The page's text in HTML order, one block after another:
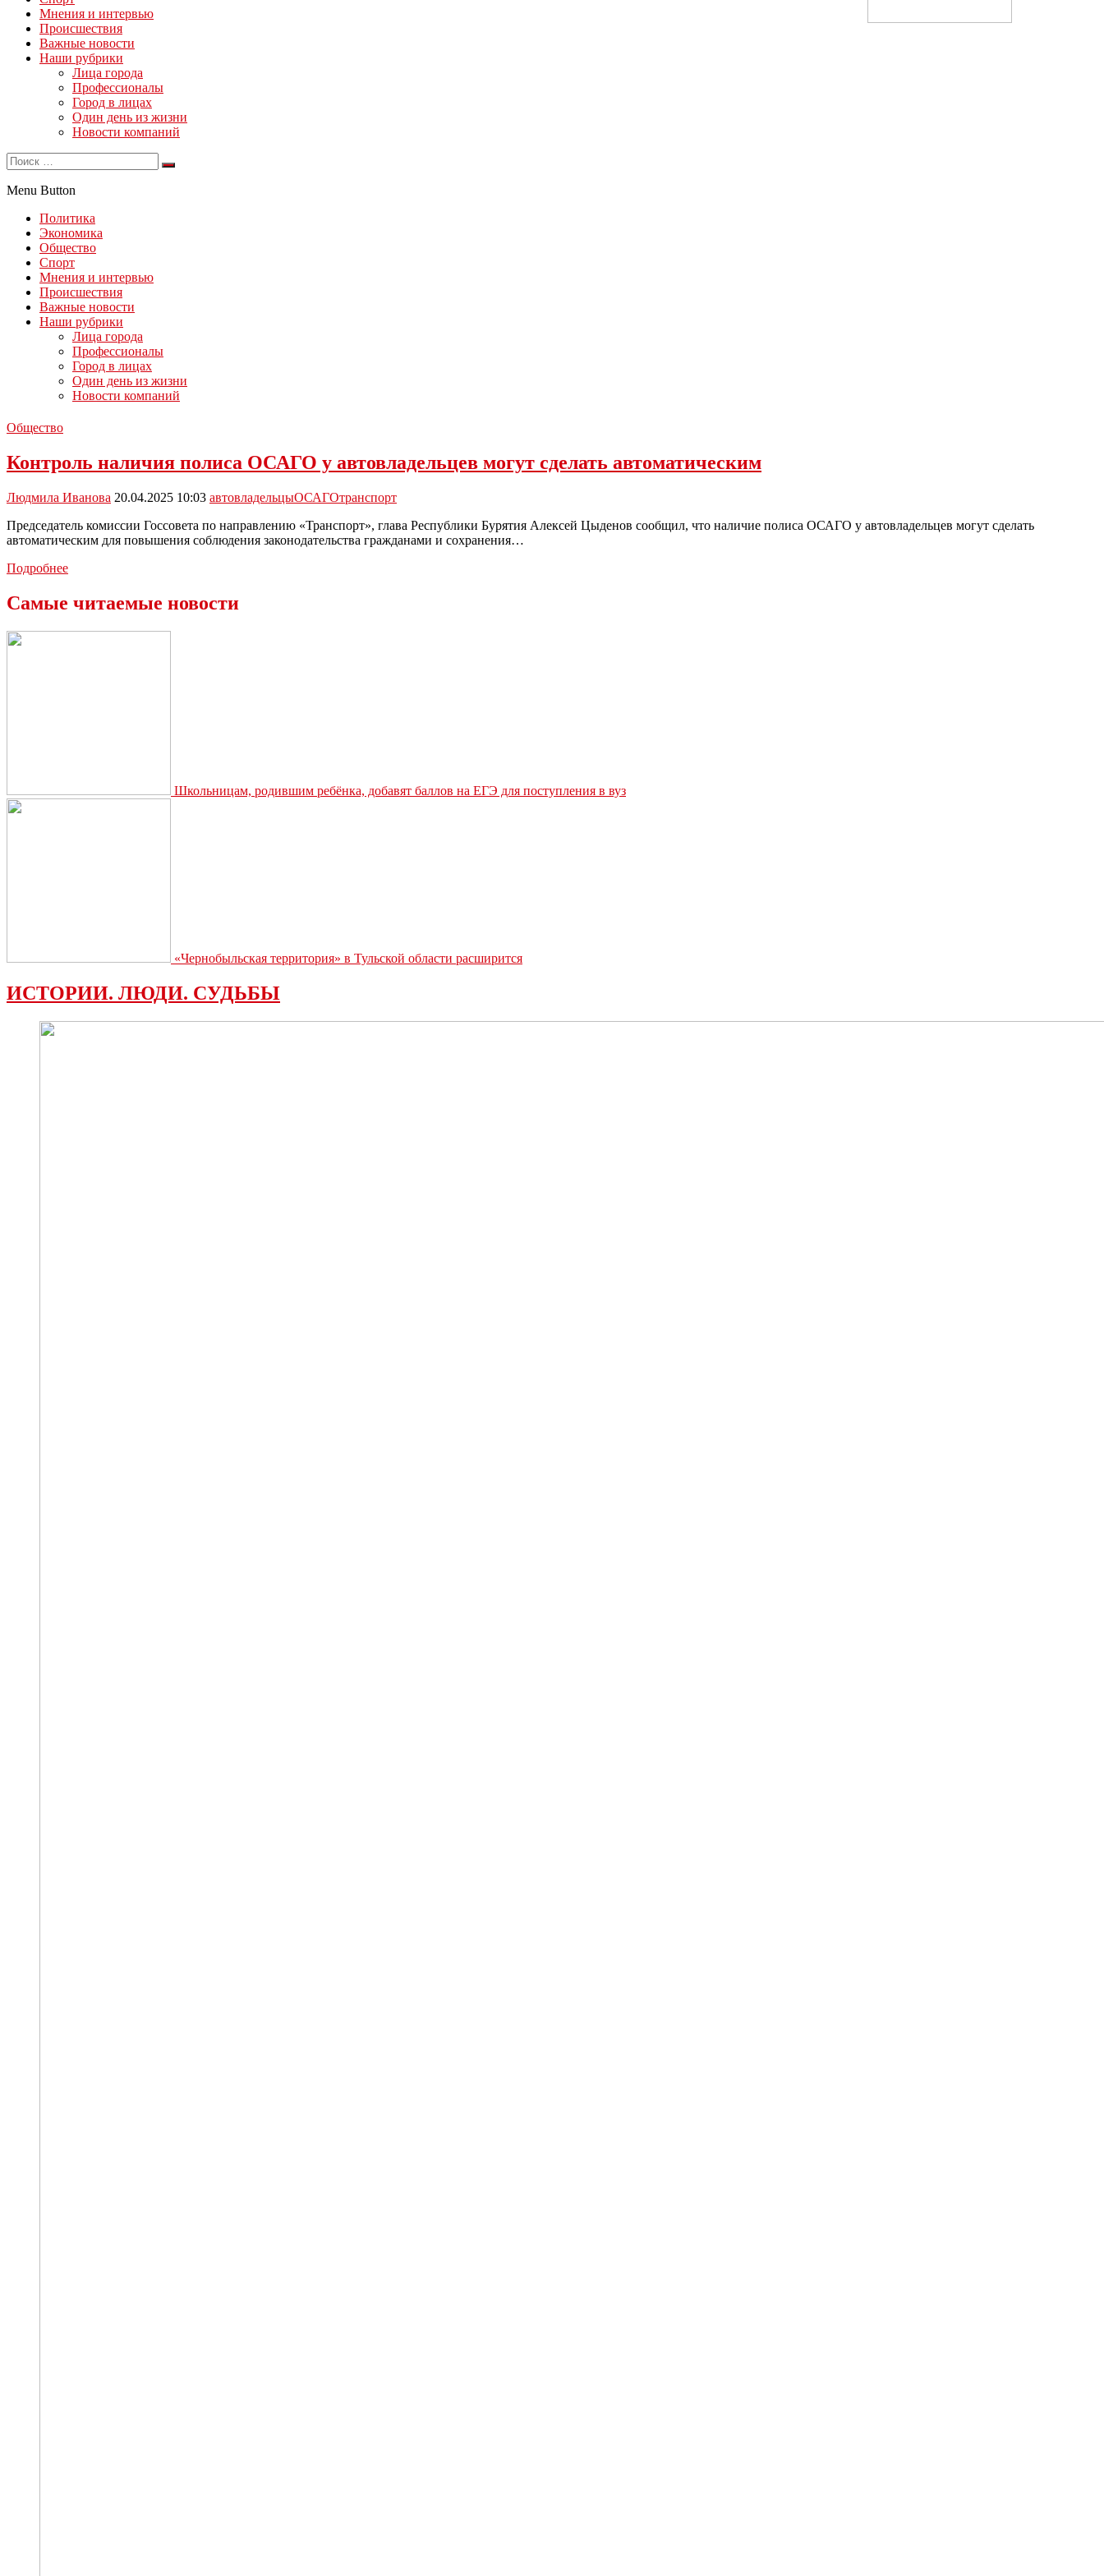
Мнения и интервью
Происшествия
Важные новости
Наши рубрики
Лица города
Профессионалы
Город в лицах
Один день из жизни
Новости компаний
Menu Button
Политика
Экономика
Общество
Спорт
Мнения и интервью
Происшествия
Важные новости
Наши рубрики
Лица города
Профессионалы
Город в лицах
Один день из жизни
Новости компаний
Общество
Контроль наличия полиса ОСАГО у автовладельцев могут сделать автоматическим
Людмила Иванова 20.04.2025 10:03 автовладельцыОСАГОтранспорт
Председатель комиссии Госсовета по направлению «Транспорт», глава Республики Бурятия Алексей Цыденов сообщил, что наличие полиса ОСАГО у автовладельцев могут сделать
автоматическим для повышения соблюдения законодательства гражданами и сохранения…
ПодробнееКонтроль
ОСАГО
Самые читаемые новости
Школьницам, родившим ребёнка, добавят баллов на ЕГЭ для поступления в вуз
«Чернобыльская территория» в Тульской области расширится
ИСТОРИИ. ЛЮДИ. СУДЬБЫ